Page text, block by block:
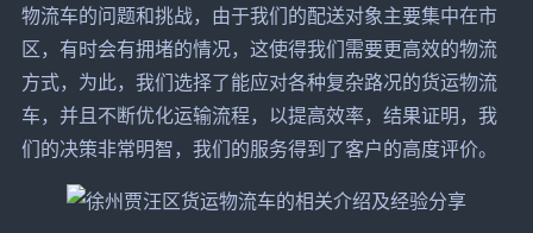
物流车的问题和挑战，由于我们的配送对象主要集中在市
区，有时会有拥堵的情况，这使得我们需要更高效的物流
方式，为此，我们选择了能应对各种复杂路况的货运物流
车，并且不断优化运输流程，以提高效率，结果证明，我
们的决策非常明智，我们的服务得到了客户的高度评价。